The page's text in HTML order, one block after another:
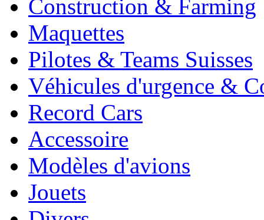
Construction & Farming
Maquettes
Pilotes & Teams Suisses
Véhicules d'urgence &
Record Cars
Accessoire
Modèles d'avions
Jouets